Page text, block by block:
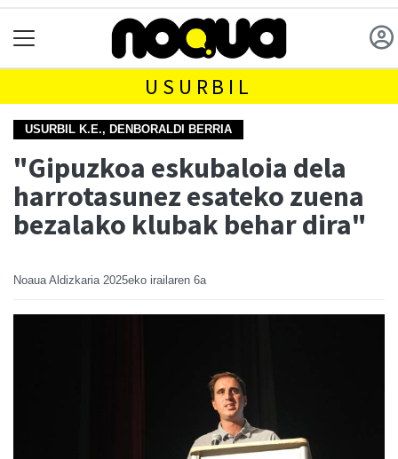
USURBIL
USURBIL K.E., DENBORALDI BERRIA
"Gipuzkoa eskubaloia dela
harrotasunez esateko zuena
bezalako klubak behar dira"
Noaua Aldizkaria 2025eko irailaren 6a